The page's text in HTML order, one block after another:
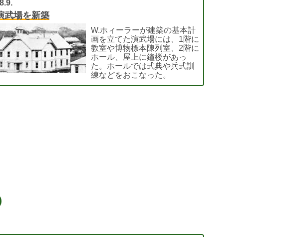
武場を新築
W.ホィーラーが建築の基本計
画を立てた演武場には、1階に
教室や博物標本陳列室、2階に
ホール、屋上に鐘楼があっ
た。ホールでは式典や兵式訓
練などをおこなった。